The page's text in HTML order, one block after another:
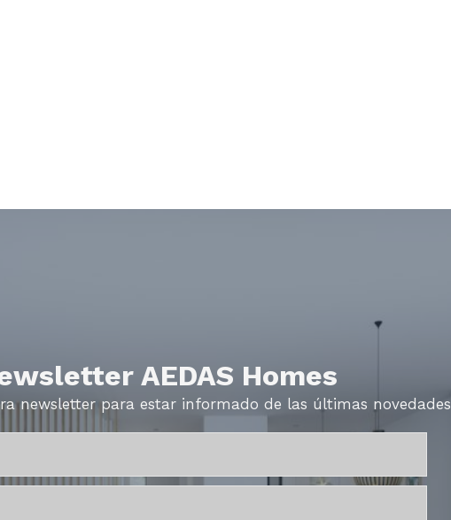
AEDAS Homes
newsletter para estar informado de las últimas novedades